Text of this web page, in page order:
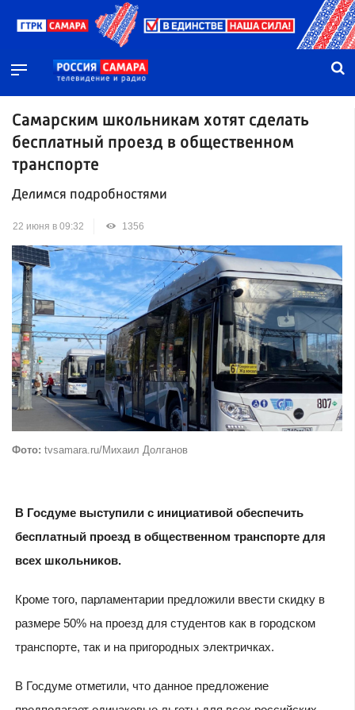
Самарским школьникам хотят сделать
бесплатный проезд в общественном
транспорте
Делимся подробностями
22 июня в 09:32 1356
Фото: tvsamara.ru/Михаил Долганов
В Госдуме выступили с инициативой обеспечить
бесплатный проезд в общественном транспорте для
всех школьников.
Кроме того, парламентарии предложили ввести скидку в
размере 50% на проезд для студентов как в городском
транспорте, так и на пригородных электричках.
В Госдуме отметили, что данное предложение